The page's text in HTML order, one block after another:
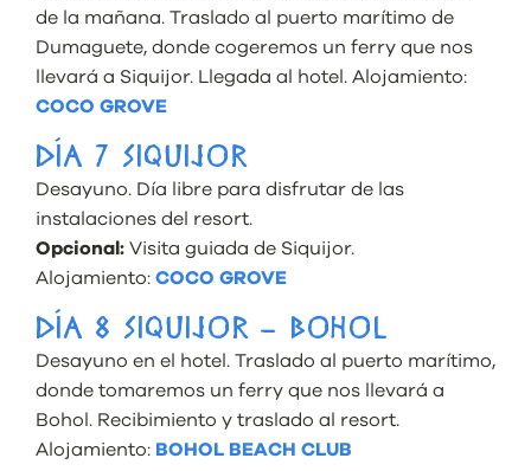
de la mañana. Traslado al puerto marítimo de
Dumaguete, donde cogeremos un ferry que nos
llevará a Siquijor. Llegada al hotel. Alojamiento:
COCO GROVE
DÍA 7 SIQUIJOR
Desayuno. Día libre para disfrutar de las
instalaciones del resort.
Opcional: Visita guiada de Siquijor.
Alojamiento: COCO GROVE
DÍA 8 SIQUIJOR – BOHOL
Desayuno en el hotel. Traslado al puerto marítimo,
donde tomaremos un ferry que nos llevará a
Bohol. Recibimiento y traslado al resort.
Alojamiento: BOHOL BEACH CLUB